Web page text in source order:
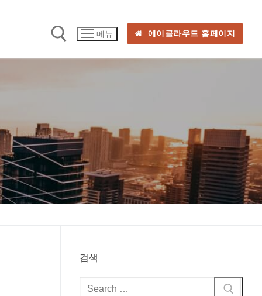
메뉴 에이클라우드 홈페이지
검색
검